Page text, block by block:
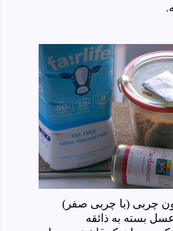
چربی (با چربی صفر)
بسته به ذائقه